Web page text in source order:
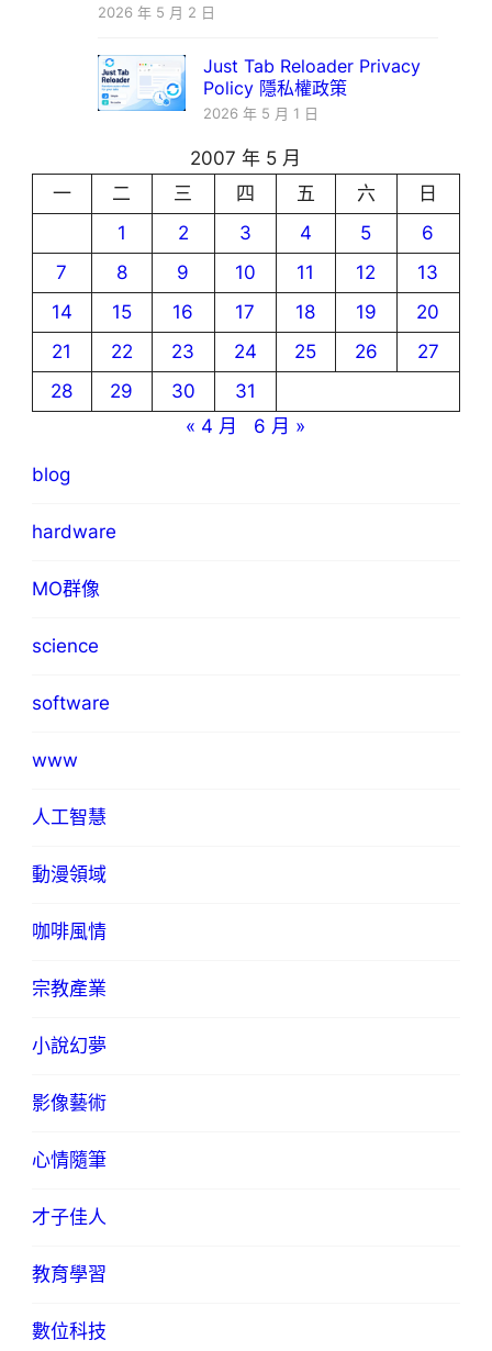
2026 年 5 月 2 日
Just Tab Reloader Privacy
Policy 隱私權政策
2026 年 5 月 1 日
2007 年 5 月
一
二 三 四 五 六
日
1
2 3 4 5
6
7
8 9 10 11 12
13
14
15 16 17 18 19
20
21
22 23 24 25 26
27
28
29 30
31
« 4 月
6 月 »
blog
hardware
MO群像
science
software
www
人工智慧
動漫領域
咖啡風情
宗教產業
小說幻夢
影像藝術
心情隨筆
才子佳人
教育學習
數位科技